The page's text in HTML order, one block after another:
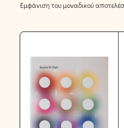
Εμφάνιση του μοναδικού